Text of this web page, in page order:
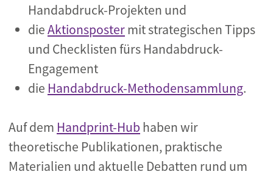
Handabdruck-Projekten und
dieAktionspostermit strategischen Tipps
und Checklisten fürs Handabdruck-
Engagement
die Handabdruck-Methodensammlung.
Auf dem Handprint-Hub haben wir
theoretische Publikationen, praktische
Materialien und aktuelle Debatten rund um